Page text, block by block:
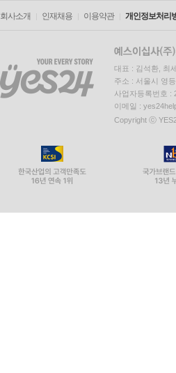
회사소개 인재채용 이용약관 개인정보처리
대표 : 김석환, 최
주소 : 서울시 영
사업자등록번호
이메일 :
Copyright ⓒ